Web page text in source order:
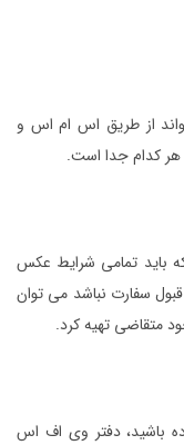
از طریق اس ام اس و
کدام جدا است.
باید تمامی شرایط عکس
سفارت نباشد می توان
متقاضی تهیه کرد.
باشید، دفتر وی اف اس